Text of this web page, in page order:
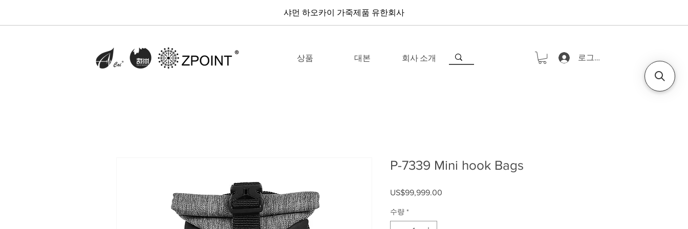
샤먼 하오카이 가죽제품 유한회사
상품 대본 회사 소개 로그인
P-7339 Mini hook Bags
US$99,999.00
수량 *